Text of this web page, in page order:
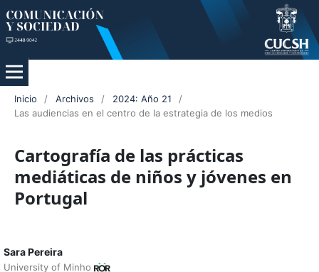
Inicio / Archivos / 2024: Año 21
/
Las audiencias en el centro de la estrategia de los medios
Cartografía de las prácticas
mediáticas de niños y jóvenes en
Portugal
Sara Pereira
University of Minho